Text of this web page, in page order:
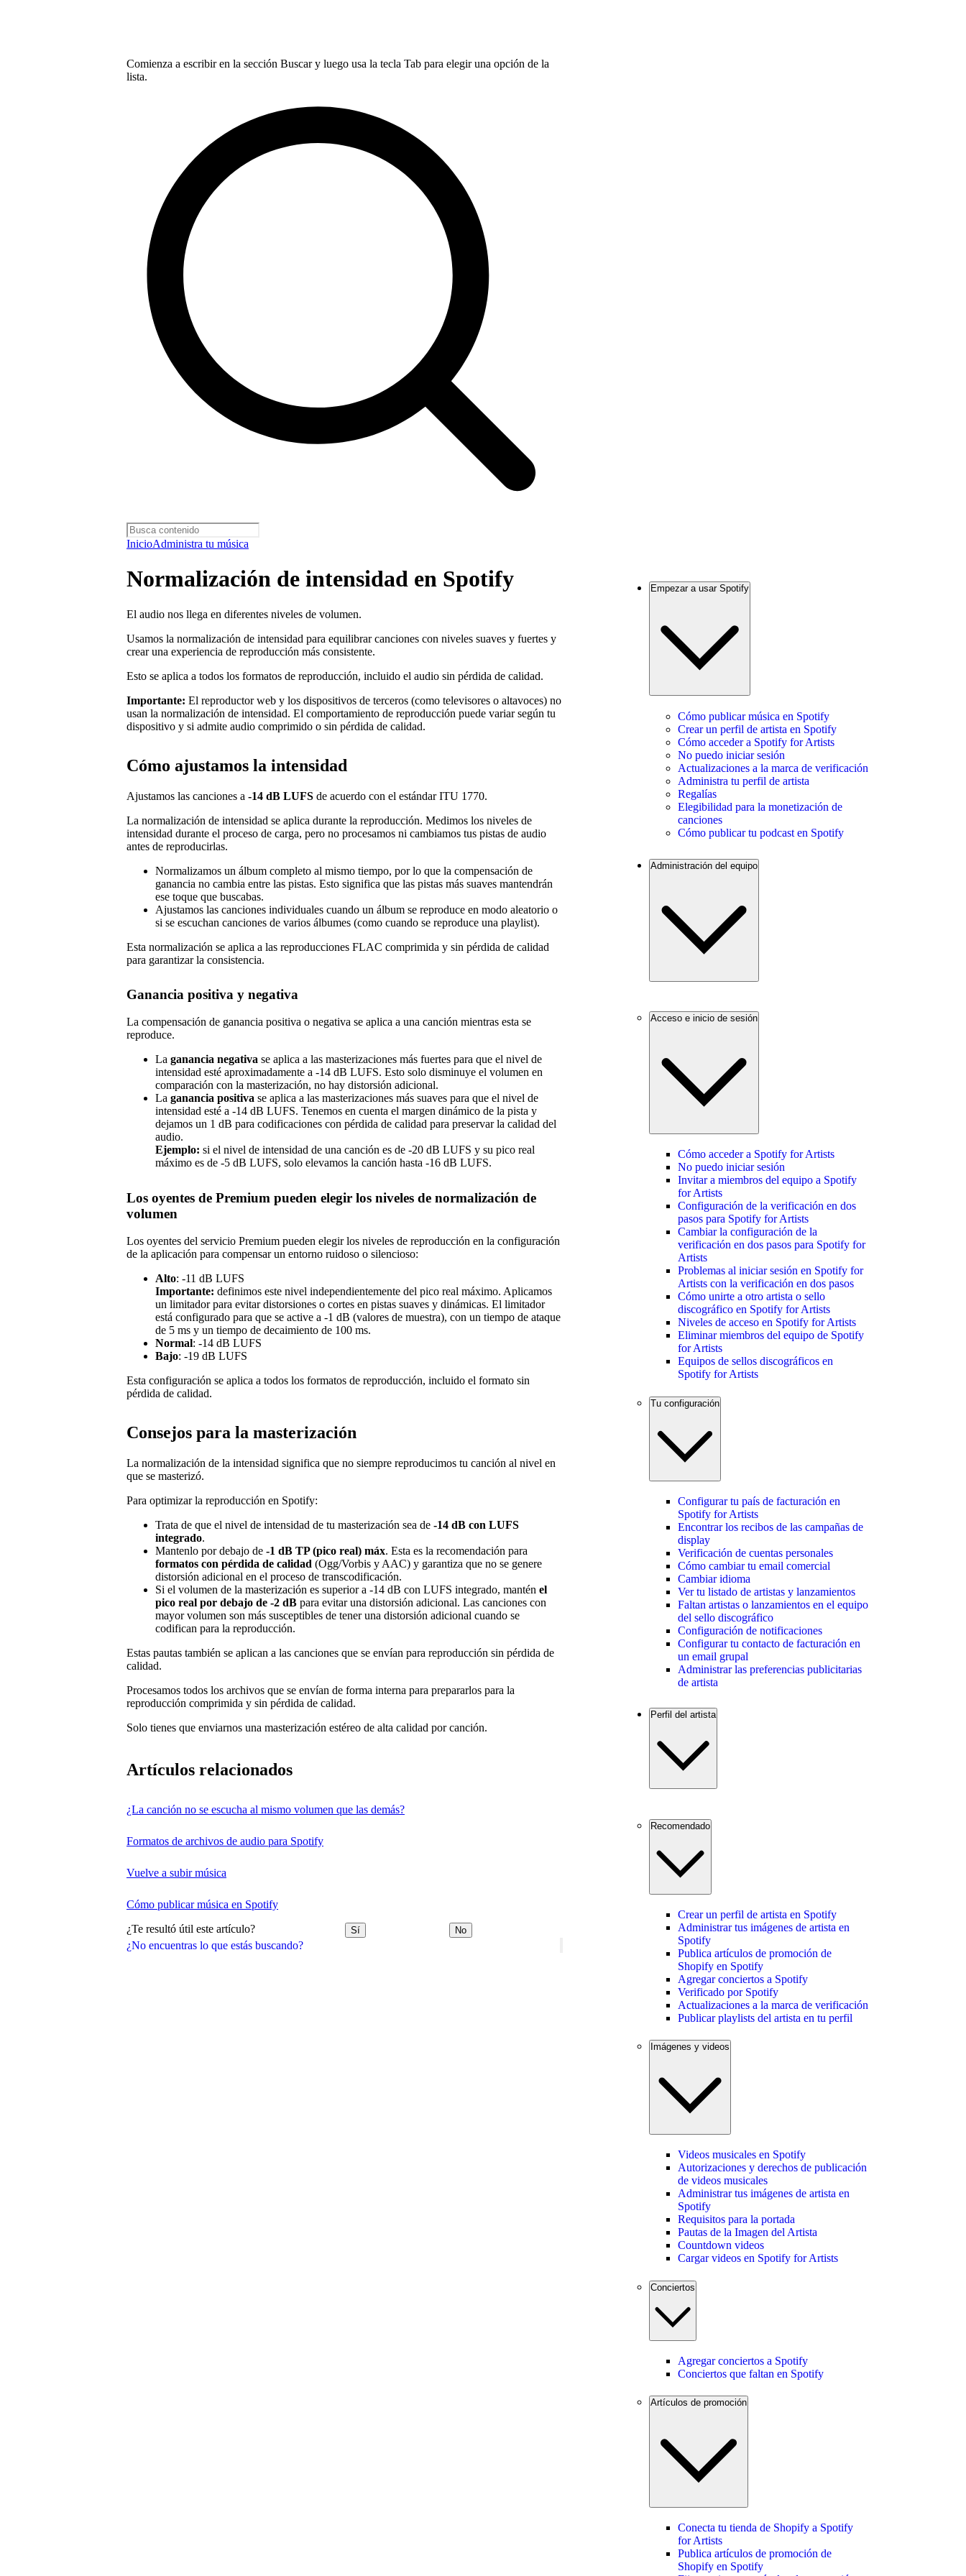
Comienza a escribir en la sección Buscar y luego usa la tecla Tab para elegir una opción de la
lista.
InicioAdministra tu música
¿No encuentras lo que estás buscando?
Normalización de intensidad en Spotify
El audio nos llega en diferentes niveles de volumen.
Usamos la normalización de intensidad para equilibrar canciones con niveles suaves y fuertes y
crear una experiencia de reproducción más consistente.
Esto se aplica a todos los formatos de reproducción, incluido el audio sin pérdida de calidad.
Importante: El reproductor web y los dispositivos de terceros (como televisores o altavoces) no
usan la normalización de intensidad. El comportamiento de reproducción puede variar según tu
dispositivo y si admite audio comprimido o sin pérdida de calidad.
Cómo ajustamos la intensidad
Ajustamos las canciones a -14 dB LUFS de acuerdo con el estándar ITU 1770.
La normalización de intensidad se aplica durante la reproducción. Medimos los niveles de
intensidad durante el proceso de carga, pero no procesamos ni cambiamos tus pistas de audio
antes de reproducirlas.
Normalizamos un álbum completo al mismo tiempo, por lo que la compensación de
ganancia no cambia entre las pistas. Esto significa que las pistas más suaves mantendrán
ese toque que buscabas.
Ajustamos las canciones individuales cuando un álbum se reproduce en modo aleatorio o
si se escuchan canciones de varios álbumes (como cuando se reproduce una playlist).
Esta normalización se aplica a las reproducciones FLAC comprimida y sin pérdida de calidad
para garantizar la consistencia.
Ganancia positiva y negativa
La compensación de ganancia positiva o negativa se aplica a una canción mientras esta se
reproduce.
La ganancia negativa se aplica a las masterizaciones más fuertes para que el nivel de
intensidad esté aproximadamente a -14 dB LUFS. Esto solo disminuye el volumen en
comparación con la masterización, no hay distorsión adicional.
La ganancia positiva se aplica a las masterizaciones más suaves para que el nivel de
intensidad esté a -14 dB LUFS. Tenemos en cuenta el margen dinámico de la pista y
dejamos un 1 dB para codificaciones con pérdida de calidad para preservar la calidad del
audio.
Ejemplo: si el nivel de intensidad de una canción es de -20 dB LUFS y su pico real
máximo es de -5 dB LUFS, solo elevamos la canción hasta -16 dB LUFS.
Los oyentes de Premium pueden elegir los niveles de normalización de
volumen
Los oyentes del servicio Premium pueden elegir los niveles de reproducción en la configuración
de la aplicación para compensar un entorno ruidoso o silencioso:
Alto: -11 dB LUFS
Importante: definimos este nivel independientemente del pico real máximo. Aplicamos
un limitador para evitar distorsiones o cortes en pistas suaves y dinámicas. El limitador
está configurado para que se active a -1 dB (valores de muestra), con un tiempo de ataque
de 5 ms y un tiempo de decaimiento de 100 ms.
Normal: -14 dB LUFS
Bajo: -19 dB LUFS
Esta configuración se aplica a todos los formatos de reproducción, incluido el formato sin
pérdida de calidad.
Consejos para la masterización
La normalización de la intensidad significa que no siempre reproducimos tu canción al nivel en
que se masterizó.
Para optimizar la reproducción en Spotify:
Trata de que el nivel de intensidad de tu masterización sea de -14 dB con LUFS
integrado.
Mantenlo por debajo de -1 dB TP (pico real) máx. Esta es la recomendación para
formatos con pérdida de calidad (Ogg/Vorbis y AAC) y garantiza que no se genere
distorsión adicional en el proceso de transcodificación.
Si el volumen de la masterización es superior a -14 dB con LUFS integrado, mantén el
pico real por debajo de -2 dB para evitar una distorsión adicional. Las canciones con
mayor volumen son más susceptibles de tener una distorsión adicional cuando se
codifican para la reproducción.
Estas pautas también se aplican a las canciones que se envían para reproducción sin pérdida de
calidad.
Procesamos todos los archivos que se envían de forma interna para prepararlos para la
reproducción comprimida y sin pérdida de calidad.
Solo tienes que enviarnos una masterización estéreo de alta calidad por canción.
Artículos relacionados
¿La canción no se escucha al mismo volumen que las demás?
Formatos de archivos de audio para Spotify
Vuelve a subir música
Cómo publicar música en Spotify
¿Te resultó útil este artículo? Sí No
Empezar a usar Spotify
Cómo publicar música en Spotify
Crear un perfil de artista en Spotify
Cómo acceder a Spotify for Artists
No puedo iniciar sesión
Actualizaciones a la marca de verificación
Administra tu perfil de artista
Regalías
Elegibilidad para la monetización de
canciones
Cómo publicar tu podcast en Spotify
Administración del equipo
Acceso e inicio de sesión
Cómo acceder a Spotify for Artists
No puedo iniciar sesión
Invitar a miembros del equipo a Spotify
for Artists
Configuración de la verificación en dos
pasos para Spotify for Artists
Cambiar la configuración de la
verificación en dos pasos para Spotify for
Artists
Problemas al iniciar sesión en Spotify for
Artists con la verificación en dos pasos
Cómo unirte a otro artista o sello
discográfico en Spotify for Artists
Niveles de acceso en Spotify for Artists
Eliminar miembros del equipo de Spotify
for Artists
Equipos de sellos discográficos en
Spotify for Artists
Tu configuración
Configurar tu país de facturación en
Spotify for Artists
Encontrar los recibos de las campañas de
display
Verificación de cuentas personales
Cómo cambiar tu email comercial
Cambiar idioma
Ver tu listado de artistas y lanzamientos
Faltan artistas o lanzamientos en el equipo
del sello discográfico
Configuración de notificaciones
Configurar tu contacto de facturación en
un email grupal
Administrar las preferencias publicitarias
de artista
Perfil del artista
Recomendado
Crear un perfil de artista en Spotify
Administrar tus imágenes de artista en
Spotify
Publica artículos de promoción de
Shopify en Spotify
Agregar conciertos a Spotify
Verificado por Spotify
Actualizaciones a la marca de verificación
Publicar playlists del artista en tu perfil
Imágenes y videos
Videos musicales en Spotify
Autorizaciones y derechos de publicación
de videos musicales
Administrar tus imágenes de artista en
Spotify
Requisitos para la portada
Pautas de la Imagen del Artista
Countdown videos
Cargar videos en Spotify for Artists
Conciertos
Agregar conciertos a Spotify
Conciertos que faltan en Spotify
Artículos de promoción
Conecta tu tienda de Shopify a Spotify
for Artists
Publica artículos de promoción de
Shopify en Spotify